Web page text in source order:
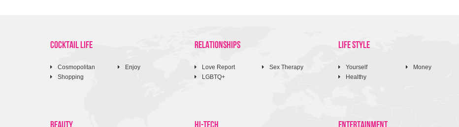
COCKTAIL LIFE
Cosmopolitan
Shopping
Enjoy
RELATIONSHIPS
Love Report
LGBTQ+
Sex Therapy
LIFE STYLE
Yourself
Healthy
Money
BEAUTY HI-TECH ENTERTAINMENT